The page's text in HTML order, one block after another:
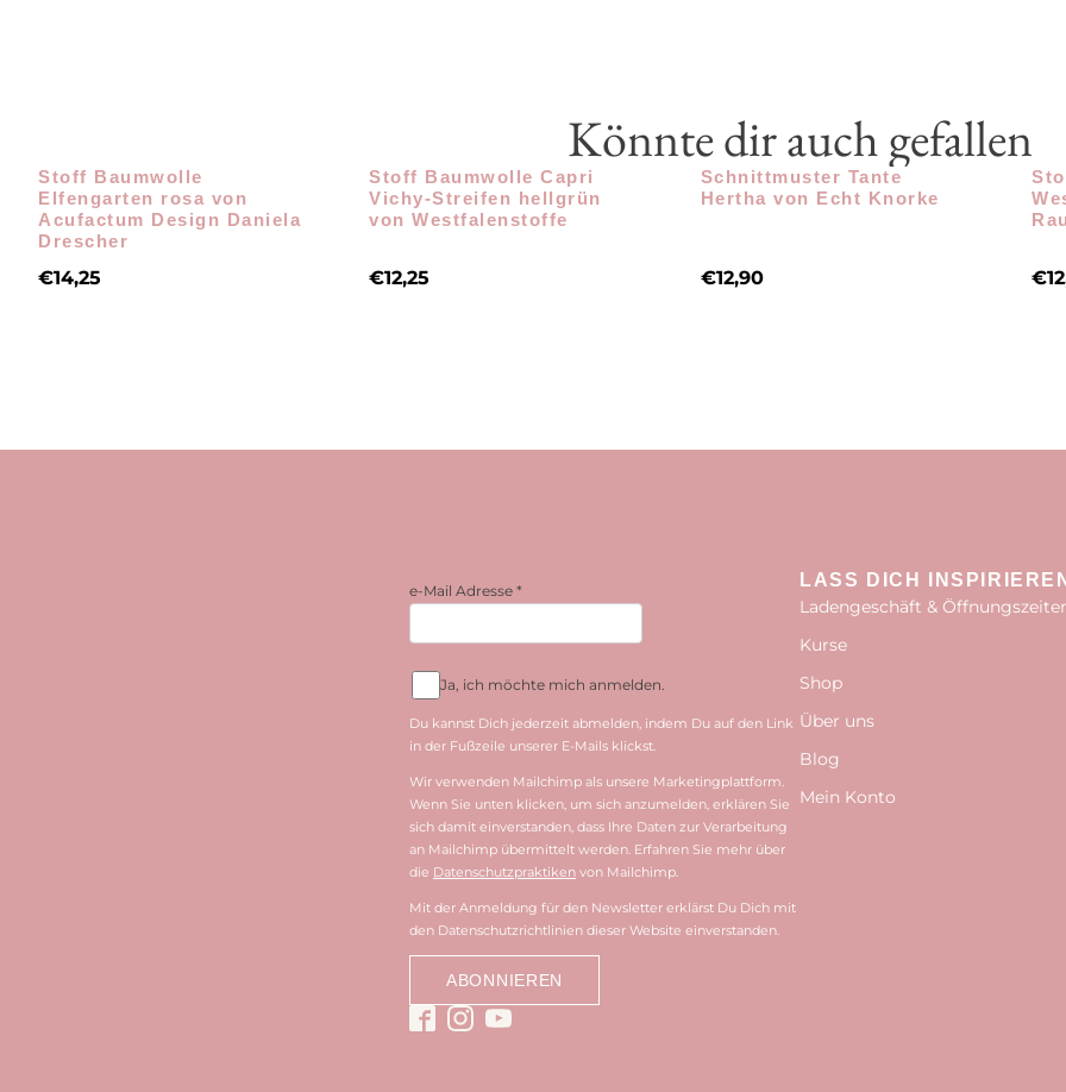
Könnte dir auch gefallen
Stoff Baumwolle
Elfengarten rosa von
Acufactum Design Daniela
Drescher
€14,25
Stoff Baumwolle Capri
Vichy-Streifen hellgrün
von Westfalenstoffe
€12,25
Schnittmuster Tante
Hertha von Echt Knorke
€12,90 €
e-Mail Adresse *
Ja, ich möchte mich anmelden.
Du kannst Dich jederzeit abmelden, indem Du auf den Link
in der Fußzeile unserer E-Mails klickst.
Wir verwenden Mailchimp als unsere Marketingplattform.
Wenn Sie unten klicken, um sich anzumelden, erklären Sie
sich damit einverstanden, dass Ihre Daten zur Verarbeitung
an Mailchimp übermittelt werden. Erfahren Sie mehr über
die Datenschutzpraktiken von Mailchimp.
Mit der Anmeldung für den Newsletter erklärst Du Dich mit
den Datenschutzrichtlinien dieser Website einverstanden.
LASS DICH INSPIRIEREN
Ladengeschäft &
Kurse
Shop
Über uns
Blog
Mein Konto